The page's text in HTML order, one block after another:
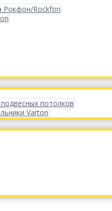
Рокфон/Rockfon
потолков
Varton